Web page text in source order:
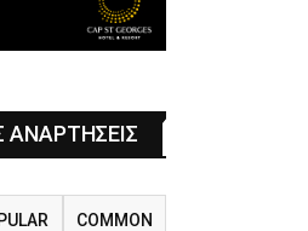
ΑΝΑΡΤΗΣΕΙΣ
COMMON